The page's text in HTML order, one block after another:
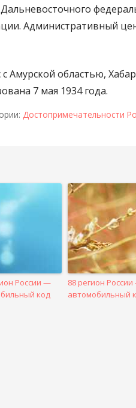
Административный
с Амурской областью,
7 мая 1934 года.
Достопримечательности
России —
код
88 регион
автомобильный